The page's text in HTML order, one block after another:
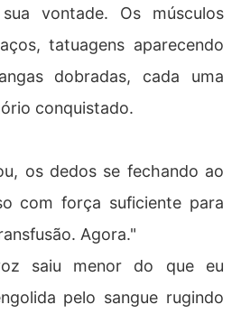
vontade. Os músculos
tatuagens aparecendo
dobradas, cada uma
conquistado.
os dedos se fechando ao
com força suficiente para
Agora."
saiu menor do que eu
pelo sangue rugindo